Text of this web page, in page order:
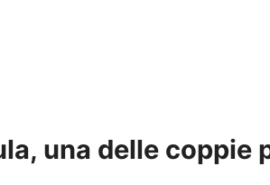
una delle coppie